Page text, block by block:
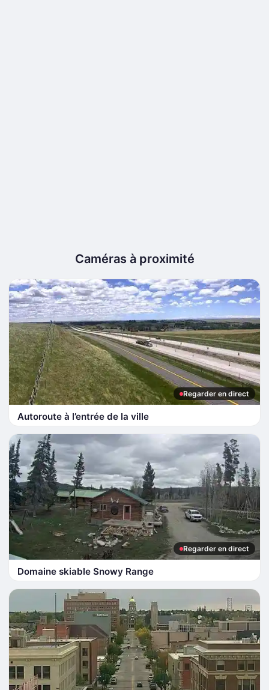
Caméras à proximité
Regarder en direct
Autoroute à l’entrée de la ville
Regarder en direct
Domaine skiable Snowy Range